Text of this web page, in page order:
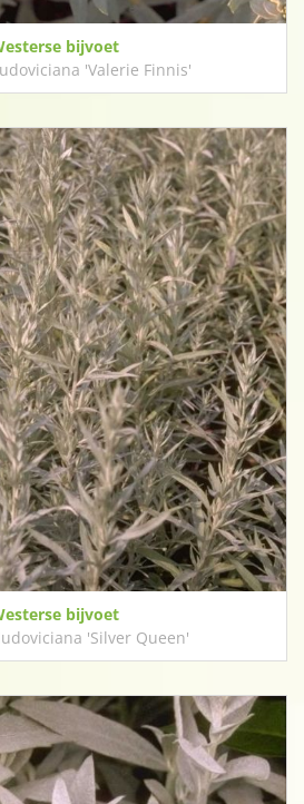
bijvoet
'Valerie Finnis'
bijvoet
'Silver Queen'